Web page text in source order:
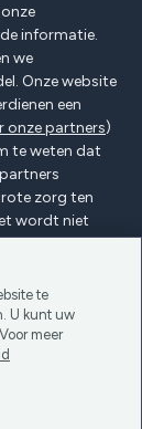
te
U kunt uw
meer
informatie.
we
Onze website
een
onze partners)
te weten dat
zorg ten
wordt niet
met onze